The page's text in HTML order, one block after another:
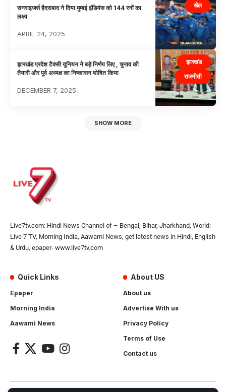
खेल
सनराइजर्स हैदराबाद ने दिया मुम्बई इंडियंस को 144 रनों का
लक्ष्य
APRIL 24, 2025
झारखंड
राजनीती
झारखंड प्रदेश टैक्सी यूनियन ने बड़े निर्णय लिए , चुनाव की
तैयारी और पूर्व अध्यक्ष का निष्कासन घोषित किया
DECEMBER 7, 2025
SHOW MORE
Live7tv.com: Hindi News Channel of – Bengal, Bihar, Jharkhand, World:
Live 7 TV, Morning India, Aawami News, get latest news in Hindi, English
& Urdu, epaper- www.live7tv.com
Quick Links
Epaper
Morning India
Aawami News
About US
About us
Advertise With us
Privacy Policy
Terms of Use
Contact us